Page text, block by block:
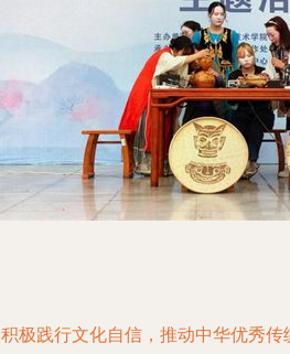
极践行文化自信，推动中华优秀